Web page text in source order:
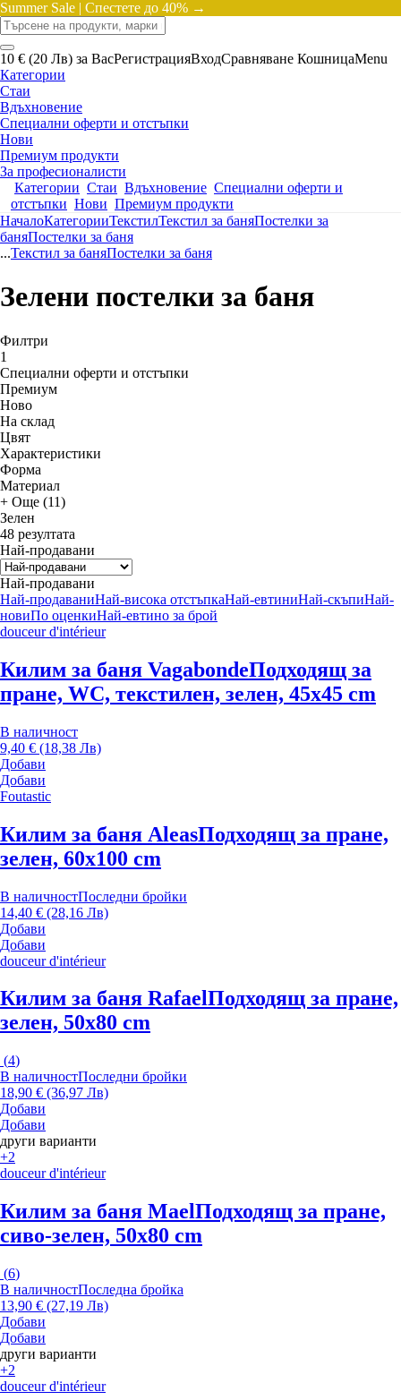
Summer Sale | Спестете до 40% →
10 € (20 Лв) за ВасРегистрацияВходСравняване КошницаMenu
Категории
Стаи
Вдъхновение
Специални оферти и отстъпки
Нови
Премиум продукти
За професионалисти
Категории Стаи Вдъхновение Специални оферти и
отстъпки Нови Премиум продукти
НачалоКатегорииТекстилТекстил за баняПостелки за
баняПостелки за баня
...Текстил за баняПостелки за баня
Зелени постелки за баня
Филтри
1
Специални оферти и отстъпки
Премиум
Новo
На склад
Цвят
Характеристики
Форма
Материал
+ Още (11)
Зелен
48 резултата
Най-продавани
Най-продавани
Най-продаваниНай-висока отстъпкаНай-евтиниНай-скъпиНай-
новиПо оценкиНай-евтино за брой
douceur d'intérieur
Килим за баня VagabondeПодходящ за
пране, WC, текстилен, зелен, 45x45 cm
В наличност
9,40 € (18,38 Лв)
Добави
Добави
Foutastic
Килим за баня AleasПодходящ за пране,
зелен, 60x100 cm
В наличностПоследни бройки
14,40 € (28,16 Лв)
Добави
Добави
douceur d'intérieur
Килим за баня RafaelПодходящ за пране,
зелен, 50x80 cm
(4)
В наличностПоследни бройки
18,90 € (36,97 Лв)
Добави
Добави
други варианти
+2
douceur d'intérieur
Килим за баня MaelПодходящ за пране,
сиво-зелен, 50x80 cm
(6)
В наличностПоследна бройка
13,90 € (27,19 Лв)
Добави
Добави
други варианти
+2
douceur d'intérieur